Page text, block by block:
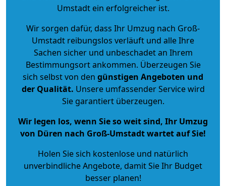
Umstadt ein erfolgreicher ist.
Wir sorgen dafür, dass Ihr Umzug nach Groß-
Umstadt reibungslos verläuft und alle Ihre
Sachen sicher und unbeschadet an Ihrem
Bestimmungsort ankommen. Überzeugen Sie
sich selbst von den günstigen Angeboten und
der Qualität. Unsere umfassender Service wird
Sie garantiert überzeugen.
Wir legen los, wenn Sie so weit sind, Ihr Umzug
von Düren nach Groß-Umstadt wartet auf Sie!
Holen Sie sich kostenlose und natürlich
unverbindliche Angebote, damit Sie Ihr Budget
besser planen!